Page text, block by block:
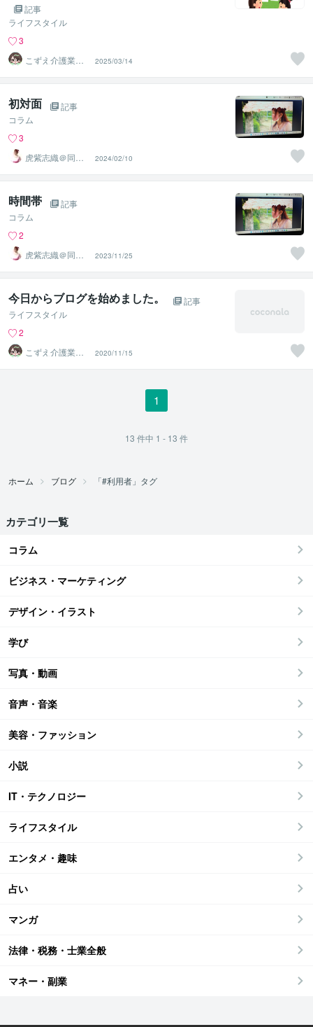
記事
ライフスタイル
3
こずえ介護業界1
8年＆現役ケアマ
ネ
2025/03/14
初対面
記事
コラム
3
虎紫志織＠同じ
目線の『駆け込
み寺』
2024/02/10
時間帯
記事
コラム
2
虎紫志織＠同じ
目線の『駆け込
み寺』
2023/11/25
今日からブログを始めました。
記事
ライフスタイル
2
こずえ介護業界1
8年＆現役ケアマ
ネ
2020/11/15
1
13 件中 1 - 13 件
ホーム ブログ 「#利用者」タグ
カテゴリ一覧
コラム
ビジネス・マーケティング
デザイン・イラスト
学び
写真・動画
音声・音楽
美容・ファッション
小説
IT・テクノロジー
ライフスタイル
エンタメ・趣味
占い
マンガ
法律・税務・士業全般
マネー・副業